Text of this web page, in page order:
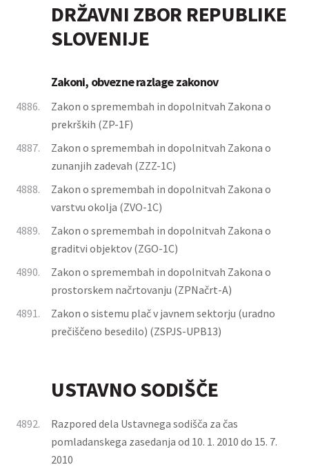
DRŽAVNI ZBOR REPUBLIKE
SLOVENIJE
Zakoni, obvezne razlage zakonov
4886.
Zakon o spremembah in dopolnitvah Zakona o
prekrških (ZP-1F)
4887.
Zakon o spremembah in dopolnitvah Zakona o
zunanjih zadevah (ZZZ-1C)
4888.
Zakon o spremembah in dopolnitvah Zakona o
varstvu okolja (ZVO-1C)
4889.
Zakon o spremembah in dopolnitvah Zakona o
graditvi objektov (ZGO-1C)
4890.
Zakon o spremembah in dopolnitvah Zakona o
prostorskem načrtovanju (ZPNačrt-A)
4891.
Zakon o sistemu plač v javnem sektorju (uradno
prečiščeno besedilo) (ZSPJS-UPB13)
USTAVNO SODIŠČE
4892.
Razpored dela Ustavnega sodišča za čas
pomladanskega zasedanja od 10. 1. 2010 do 15. 7.
2010